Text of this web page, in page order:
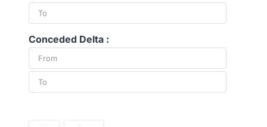
Conceded Delta :